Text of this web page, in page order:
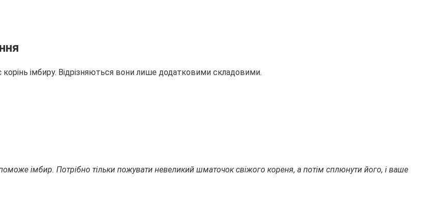
корінь імбиру. Відрізняються вони лише додатковими складовими.
імбир. Потрібно тільки пожувати невеликий шматочок свіжого кореня, а потім сплюнути його, і ваше